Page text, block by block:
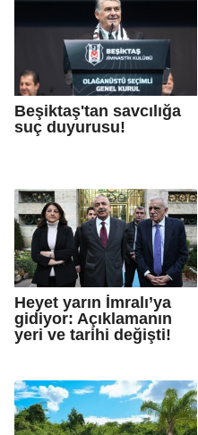
Beşiktaş'tan savcılığa
suç duyurusu!
Heyet yarın İmralı’ya
gidiyor: Açıklamanın
yeri ve tarihi değişti!